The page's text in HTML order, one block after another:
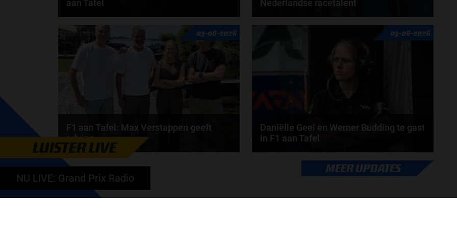
aan Tafel
Rob van Someren, Beitske Visser en Frans
Verschuur schuiven aan in de nieuwe F1 aan Tafel.
Iedere...
door
Nederlandse racetalent
Hoe klim je naar te top in de racewereld? Wat is er
nodig om alles uit je carrière te halen? En hoe...
de redactie van Grand Prix Radio
03-08-2026
F1 aan Tafel: Max Verstappen geeft
advies
Max Verstappen adviseert Red Bull. Gaat George
Russell weg bij Mercedes? En moet de budgetcap...
de redactie van Grand Prix Radio
03-08-2026
Daniëlle Geel en Werner Budding te gast
in F1 aan Tafel
Daniëlle Geel, Werner Budding en Ronald Molendijk
schuiven aan in de nieuwe F1 aan Tafel. Maandag...
MEER UPDATES
LUISTER LIVE
NU LIVE: Grand Prix Radio